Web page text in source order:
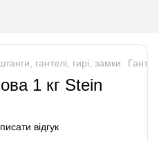
гантелі, гирі, замки
1 кг Stein
відгук